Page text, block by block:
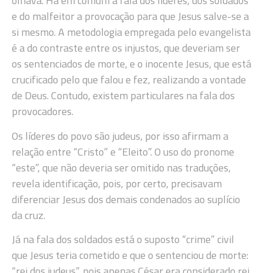
e do malfeitor a provocação para que Jesus salve-se a
si mesmo. A metodologia empregada pelo evangelista
é a do contraste entre os injustos, que deveriam ser
os sentenciados de morte, e o inocente Jesus, que está
crucificado pelo que falou e fez, realizando a vontade
de Deus. Contudo, existem particulares na fala dos
provocadores.
Os líderes do povo são judeus, por isso afirmam a
relação entre “Cristo” e “Eleito”. O uso do pronome
“este”, que não deveria ser omitido nas traduções,
revela identificação, pois, por certo, precisavam
diferenciar Jesus dos demais condenados ao suplício
da cruz.
Já na fala dos soldados está o suposto “crime” civil
que Jesus teria cometido e que o sentenciou de morte: